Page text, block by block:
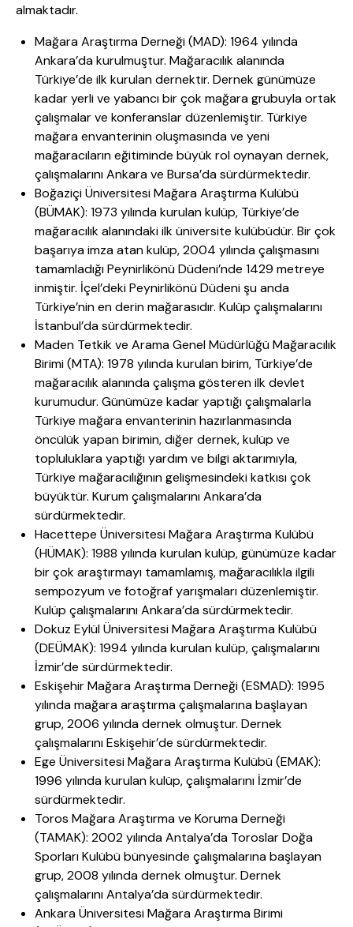
almaktadır.
Mağara Araştırma Derneği (MAD): 1964 yılında
Ankara’da kurulmuştur. Mağaracılık alanında
Türkiye’de ilk kurulan dernektir. Dernek günümüze
kadar yerli ve yabancı bir çok mağara grubuyla ortak
çalışmalar ve konferanslar düzenlemiştir. Türkiye
mağara envanterinin oluşmasında ve yeni
mağaracıların eğitiminde büyük rol oynayan dernek,
çalışmalarını Ankara ve Bursa’da sürdürmektedir.
Boğaziçi Üniversitesi Mağara Araştırma Kulübü
(BÜMAK): 1973 yılında kurulan kulüp, Türkiye’de
mağaracılık alanındaki ilk üniversite kulübüdür. Bir çok
başarıya imza atan kulüp, 2004 yılında çalışmasını
tamamladığı Peynirlikönü Düdeni’nde 1429 metreye
inmiştir. İçel’deki Peynirlikönü Düdeni şu anda
Türkiye’nin en derin mağarasıdır. Kulüp çalışmalarını
İstanbul’da sürdürmektedir.
Maden Tetkik ve Arama Genel Müdürlüğü Mağaracılık
Birimi (MTA): 1978 yılında kurulan birim, Türkiye’de
mağaracılık alanında çalışma gösteren ilk devlet
kurumudur. Günümüze kadar yaptığı çalışmalarla
Türkiye mağara envanterinin hazırlanmasında
öncülük yapan birimin, diğer dernek, kulüp ve
topluluklara yaptığı yardım ve bilgi aktarımıyla,
Türkiye mağaracılığının gelişmesindeki katkısı çok
büyüktür. Kurum çalışmalarını Ankara’da
sürdürmektedir.
Hacettepe Üniversitesi Mağara Araştırma Kulübü
(HÜMAK): 1988 yılında kurulan kulüp, günümüze kadar
bir çok araştırmayı tamamlamış, mağaracılıkla ilgili
sempozyum ve fotoğraf yarışmaları düzenlemiştir.
Kulüp çalışmalarını Ankara’da sürdürmektedir.
Dokuz Eylül Üniversitesi Mağara Araştırma Kulübü
(DEÜMAK): 1994 yılında kurulan kulüp, çalışmalarını
İzmir’de sürdürmektedir.
Eskişehir Mağara Araştırma Derneği (ESMAD): 1995
yılında mağara araştırma çalışmalarına başlayan
grup, 2006 yılında dernek olmuştur. Dernek
çalışmalarını Eskişehir’de sürdürmektedir.
Ege Üniversitesi Mağara Araştırma Kulübü (EMAK):
1996 yılında kurulan kulüp, çalışmalarını İzmir’de
sürdürmektedir.
Toros Mağara Araştırma ve Koruma Derneği
(TAMAK): 2002 yılında Antalya’da Toroslar Doğa
Sporları Kulübü bünyesinde çalışmalarına başlayan
grup, 2008 yılında dernek olmuştur. Dernek
çalışmalarını Antalya’da sürdürmektedir.
Ankara Üniversitesi Mağara Araştırma Birimi